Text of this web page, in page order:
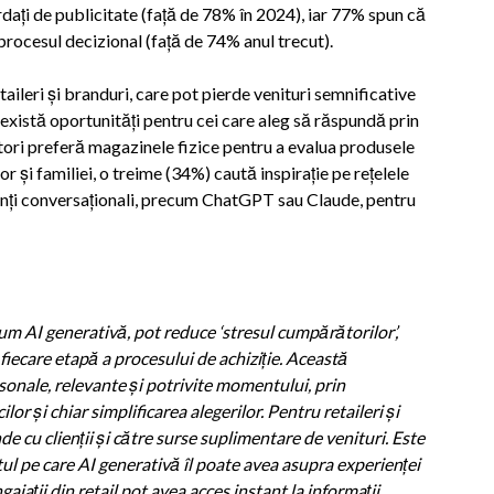
de publicitate (față de 78% în 2024), iar 77% spun că
decizional (față de 74% anul trecut).
și branduri, care pot pierde venituri semnificative
oportunități pentru cei care aleg să răspundă prin
preferă magazinele fizice pentru a evalua produsele
și familiei, o treime (34%) caută inspirație pe rețelele
conversaționali, precum ChatGPT sau Claude, pentru
AI generativă, pot reduce ‘stresul cumpărătorilor’,
etapă a procesului de achiziție. Această
relevante și potrivite momentului, prin
și chiar simplificarea alegerilor. Pentru retaileri și
cu clienții și către surse suplimentare de venituri. Este
pe care AI generativă îl poate avea asupra experienței
din retail pot avea acces instant la informații